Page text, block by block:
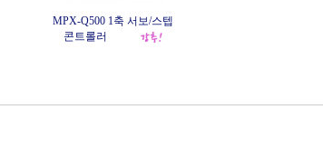
MPX-Q500 1축 서보/스텝
콘트롤러